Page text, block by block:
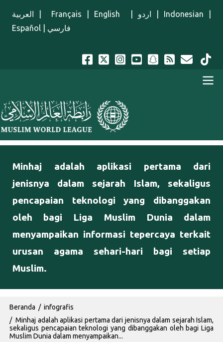
العربية
Français English اردو Indonesian
Español
فارسي
Menu Indonesian
Minhaj adalah aplikasi pertama dari
jenisnya dalam sejarah Islam, sekaligus
pencapaian teknologi yang dibanggakan
oleh bagi Liga Muslim Dunia dalam
menyampaikan informasi tepercaya terkait
urusan agama sehari-hari bagi setiap
Muslim.
Breadcrumb
Beranda
infografis
Minhaj adalah aplikasi pertama dari jenisnya dalam sejarah Islam,
sekaligus pencapaian teknologi yang dibanggakan oleh bagi Liga
Muslim Dunia dalam menyampaikan...